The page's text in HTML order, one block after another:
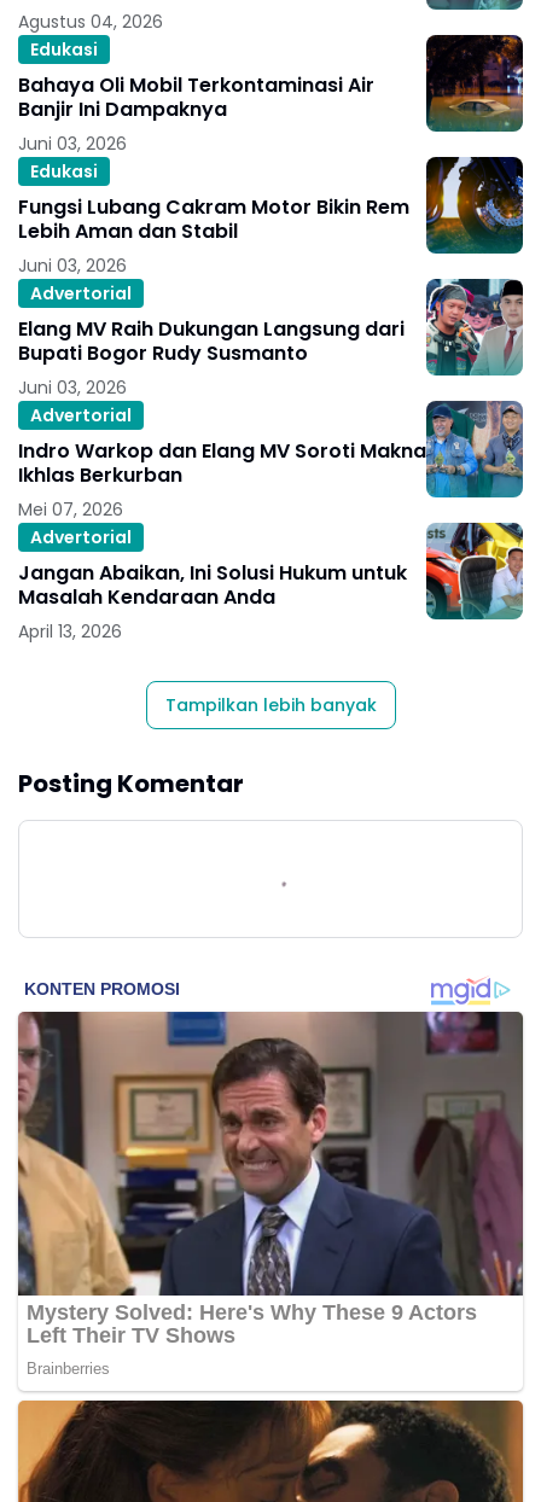
Agustus 04, 2026
Edukasi
Bahaya Oli Mobil Terkontaminasi Air
Banjir Ini Dampaknya
Juni 03, 2026
Edukasi
Fungsi Lubang Cakram Motor Bikin Rem
Lebih Aman dan Stabil
Juni 03, 2026
Advertorial
Elang MV Raih Dukungan Langsung dari
Bupati Bogor Rudy Susmanto
Juni 03, 2026
Advertorial
Indro Warkop dan Elang MV Soroti Makna
Ikhlas Berkurban
Mei 07, 2026
Advertorial
Jangan Abaikan, Ini Solusi Hukum untuk
Masalah Kendaraan Anda
April 13, 2026
Tampilkan lebih banyak
Posting Komentar